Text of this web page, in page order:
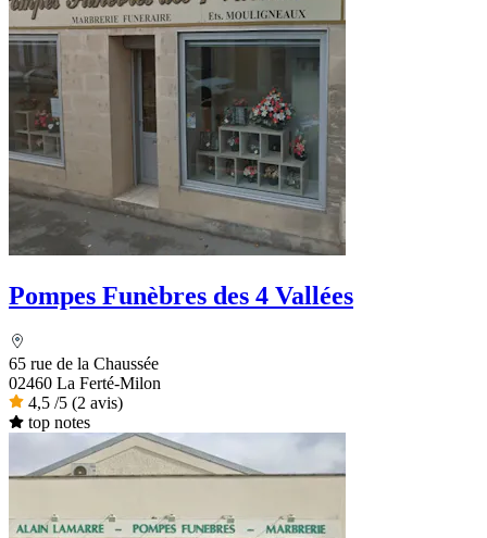
Pompes Funèbres des 4 Vallées
65 rue de la Chaussée
02460 La Ferté-Milon
4,5 /5 (2 avis)
top notes